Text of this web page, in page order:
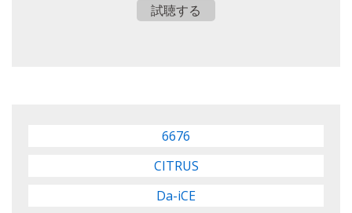
試聴する
6676
CITRUS
Da-iCE